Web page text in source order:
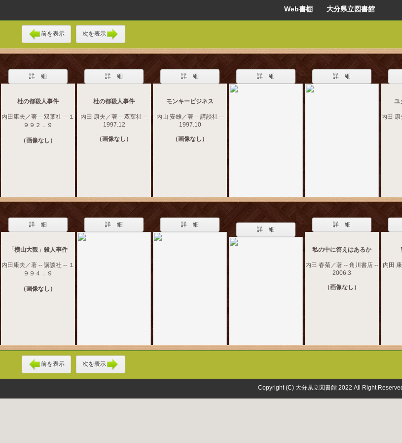
Web書棚 大分県立図書館
前を表示 次を表示
詳 細
杜の都殺人事件
内田康夫／著 -- 双葉社 -- １
９９２．９
（画像なし）
詳 細
杜の都殺人事件
内田 康夫／著 -- 双葉社 --
1997.12
（画像なし）
詳 細
モンキービジネス
内山 安雄／著 -- 講談社 --
1997.10
（画像なし）
詳 細 詳 細
ユ
内田
詳 細
「横山大観」殺人事件
内田康夫／著 -- 講談社 -- １
９９４．９
（画像なし）
詳 細 詳 細
詳 細
詳 細
私の中に答えはあるか
内田 春菊／著 -- 角川書店 --
2006.3
（画像なし）
内田
前を表示 次を表示
Copyright (C) 大分県立図書館 2022 All Right